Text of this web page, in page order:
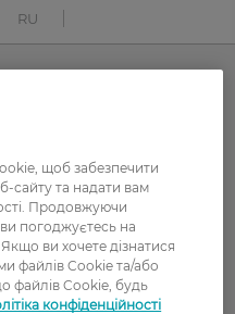
RU
щоб забезпечити
сайту та надати вам
Продовжуючи
погоджуєтесь на
ви хочете дізнатися
файлів Cookie та/або
файлів Cookie, будь
конфіденційності